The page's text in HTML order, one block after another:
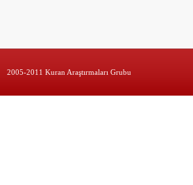
2005-2011 Kuran Araştırmaları Grubu